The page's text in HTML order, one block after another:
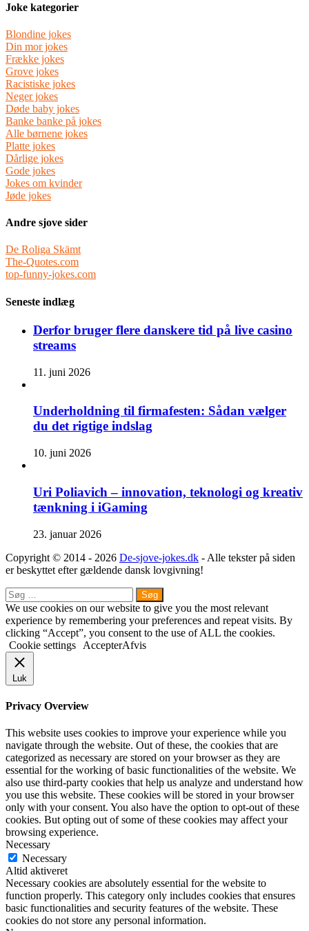
Joke kategorier
Blondine jokes
Din mor jokes
Frække jokes
Grove jokes
Racistiske jokes
Neger jokes
Døde baby jokes
Banke banke på jokes
Alle børnene jokes
Platte jokes
Dårlige jokes
Gode jokes
Jokes om kvinder
Jøde jokes
Andre sjove sider
De Roliga Skämt
The-Quotes.com
top-funny-jokes.com
Seneste indlæg
Derfor bruger flere danskere tid på live casino
streams
11. juni 2026
Underholdning til firmafesten: Sådan vælger
du det rigtige indslag
10. juni 2026
Uri Poliavich – innovation, teknologi og kreativ
tænkning i iGaming
23. januar 2026
Copyright © 2014 - 2026 De-sjove-jokes.dk - Alle tekster på siden
er beskyttet efter gældende dansk lovgivning!
Close
Søg
efter:
We use cookies on our website to give you the most relevant
experience by remembering your preferences and repeat visits. By
clicking “Accept”, you consent to the use of ALL the cookies.
Cookie settings
AccepterAfvis
Luk
Privacy Overview
This website uses cookies to improve your experience while you
navigate through the website. Out of these, the cookies that are
categorized as necessary are stored on your browser as they are
essential for the working of basic functionalities of the website. We
also use third-party cookies that help us analyze and understand how
you use this website. These cookies will be stored in your browser
only with your consent. You also have the option to opt-out of these
cookies. But opting out of some of these cookies may affect your
browsing experience.
Necessary
Necessary
Altid aktiveret
Necessary cookies are absolutely essential for the website to
function properly. This category only includes cookies that ensures
basic functionalities and security features of the website. These
cookies do not store any personal information.